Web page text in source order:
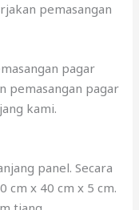
pemasangan
pagar
pemasangan pagar
kami.
panel. Secara
cm x 40 cm x 5 cm.